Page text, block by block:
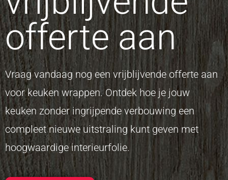
offerte aan
Vraag vandaag nog een vrijblijvende offerte aan
voor keuken wrappen. Ontdek hoe je jouw
keuken zonder ingrijpende verbouwing een
compleet nieuwe uitstraling kunt geven met
hoogwaardige interieurfolie.